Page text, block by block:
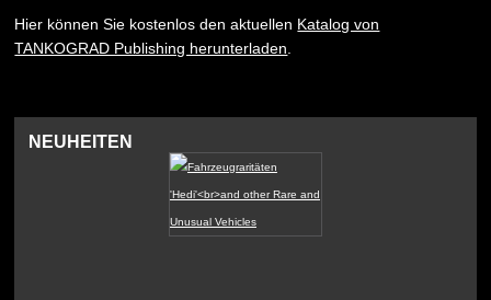
Hier können Sie kostenlos den aktuellen Katalog von
TANKOGRAD Publishing herunterladen
NEUHEITEN